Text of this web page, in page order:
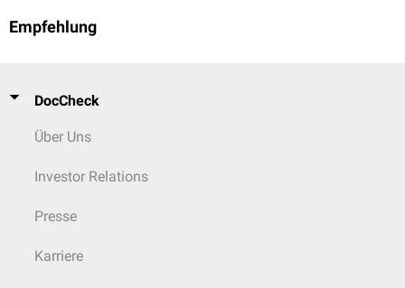
Empfehlung
DocCheck
Über Uns
Investor Relations
Presse
Karriere